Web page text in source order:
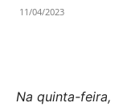
11/04/2023
Na quinta-